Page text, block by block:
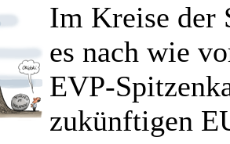
Im Kreise der
es nach wie
EVP-
zukünftigen